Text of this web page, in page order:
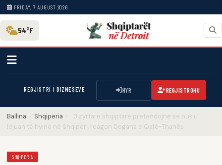
FRIDAY, 7 AUGUST 2026
54°F
REGJISTRI I BIZNESEVE HYR REGJISTROHU
Ballina › Shqiperia ›
3 zyrtarë shqiptarë pretendojnë se nuk u
lejuan të hyjnë në Shqipëri, reagon Dogana e Qafë-Thanës
SHQIPERIA